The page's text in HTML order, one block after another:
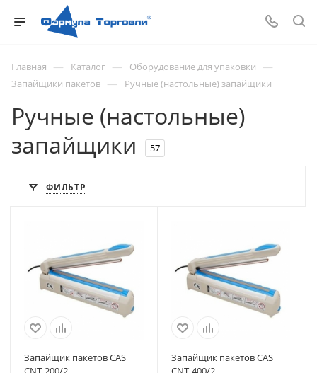
Главная — Каталог — Оборудование для упаковки —
Запайщики пакетов — Ручные (настольные) запайщики
Ручные (настольные)
запайщики
57
ФИЛЬТР
Запайщик пакетов CAS
Запайщик пакетов CAS